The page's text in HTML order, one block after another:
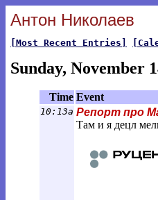
Антон Николаев
[Most Recent Entries]
Sunday, November
Time Event
10:13a Репорт про
Там и я децл